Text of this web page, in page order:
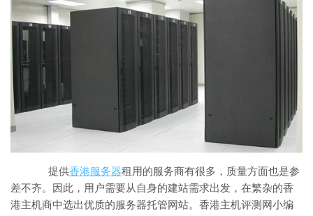
提供香港服务器租用的服务商有很多，质量方面也是参
差不齐。因此，用户需要从自身的建站需求出发，在繁杂的香
港主机商中选出优质的服务器托管网站。香港主机评测网小编